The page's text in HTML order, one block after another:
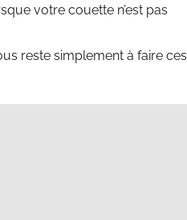
votre couette n’est pas
reste simplement à faire ces